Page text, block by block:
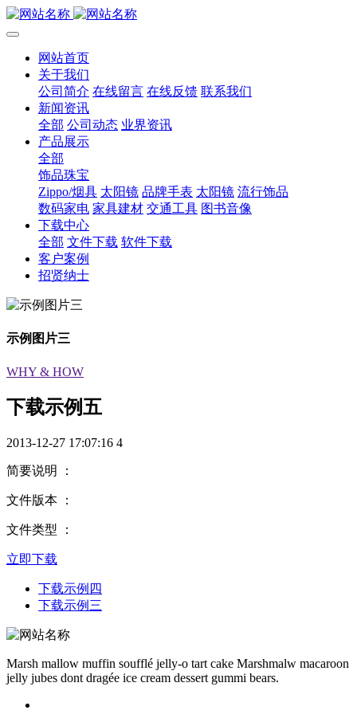
网站首页
关于我们
公司简介 在线留言 在线反馈 联系我们
新闻资讯
全部 公司动态 业界资讯
产品展示
全部
饰品珠宝
Zippo/烟具 太阳镜 品牌手表 太阳镜 流行饰品
数码家电 家具建材 交通工具 图书音像
下载中心
全部 文件下载 软件下载
客户案例
招贤纳士
示例图片三
WHY & HOW
下载示例五
2013-12-27 17:07:16 4
简要说明 ：
文件版本 ：
文件类型 ：
立即下载
下载示例四
下载示例三
Marsh mallow muffin soufflé jelly-o tart cake Marshmalw macaroon
jelly jubes dont dragée ice cream dessert gummi bears.